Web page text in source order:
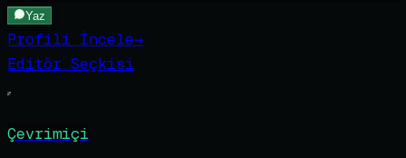
Yaz
Profili İncele→
Editör Seçkisi
Çevrimiçi